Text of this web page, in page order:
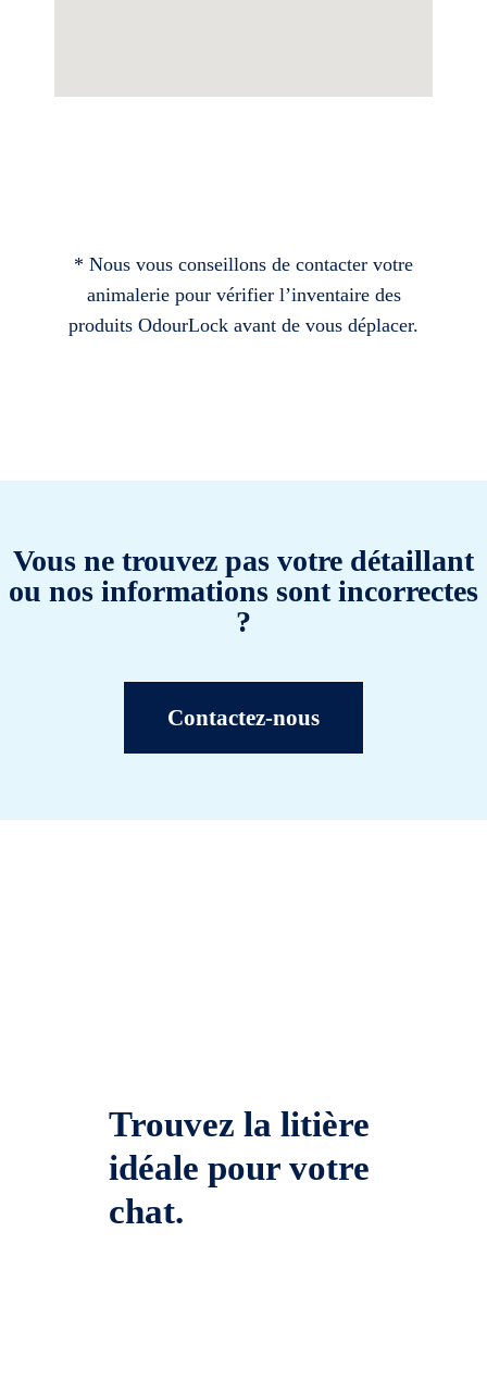
* Nous vous conseillons de contacter votre
animalerie pour vérifier l’inventaire des
produits OdourLock avant de vous déplacer.
Vous ne trouvez pas votre détaillant
ou nos informations sont incorrectes
?
Contactez-nous
Trouvez la litière
idéale pour votre
chat.